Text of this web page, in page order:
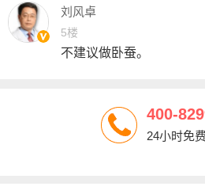
刘风卓
5楼
不建议做卧蚕。
400-
24小时免